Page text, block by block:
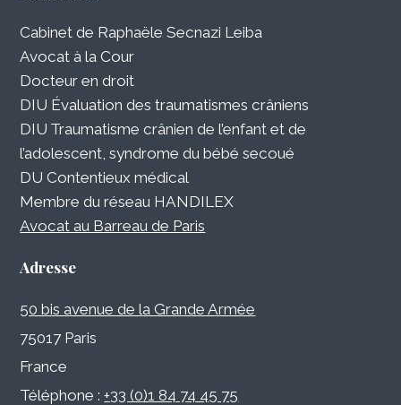
Cabinet de Raphaële Secnazi Leiba
Avocat à la Cour
Docteur en droit
DIU Évaluation des traumatismes crâniens
DIU Traumatisme crânien de l’enfant et de
l’adolescent, syndrome du bébé secoué
DU Contentieux médical
Membre du réseau HANDILEX
Avocat au Barreau de Paris
Adresse
50 bis avenue de la Grande Armée
75017 Paris
France
Téléphone :+33 (0)1 84 74 45 75